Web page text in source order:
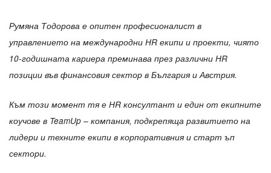
Румяна Тодорова е опитен професионалист в
управлението на международни HR екипи и проекти, чиято
10-годишната кариера преминава през различни HR
позиции във финансовия сектор в България и Австрия.
Към този момент тя е HR консултант и един от екипните
коучове в TeamUp – компания, подкрепяща развитието на
лидери и техните екипи в корпоративния и старт ъп
сектори.